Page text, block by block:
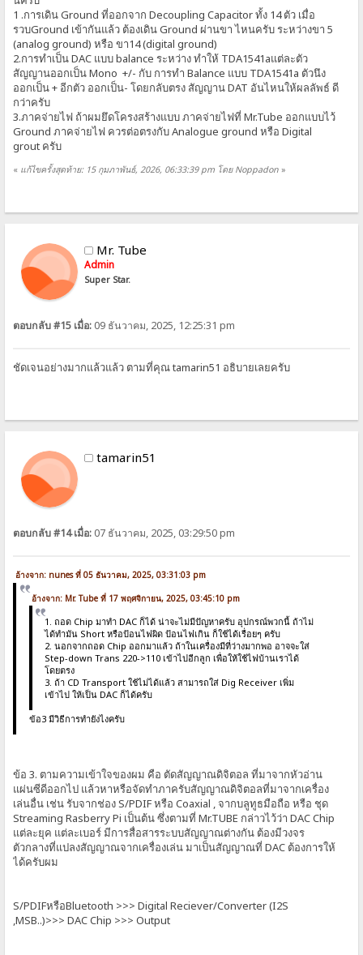
1 .การเดิน Ground ที่ออกจาก Decoupling Capacitor ทั้ง 14 ตัว เมื่อ
รวบGround เข้ากันแล้ว ต้องเดิน Ground ผ่านขา ไหนครับ ระหว่างขา 5
(analog ground) หรือ ขา14 (digital ground)
2.การทำเป็น DAC แบบ balance ระหว่าง ทำให้ TDA1541aแต่ละตัว
สัญญานออกเป็น Mono +/- กับ การทำ Balance แบบ TDA1541a ตัวนึง
ออกเป็น + อีกตัว ออกเป็น- โดยกลับตรง สัญญาน DAT อันไหนให้ผลลัพธ์ ดี
กว่าครับ
3.ภาคจ่ายไฟ ถ้าผมยึดโครงสร้างแบบ ภาคจ่ายไฟที่ Mr.Tube ออกแบบไว้
Ground ภาคจ่ายไฟ ควรต่อตรงกับ Analogue ground หรือ Digital
grout ครับ
« แก้ไขครั้งสุดท้าย: 15 กุมภาพันธ์, 2026, 06:33:39 pm โดย Noppadon »
Mr. Tube
Admin
Super Star.
ตอบกลับ #15 เมื่อ: 09 ธันวาคม, 2025, 12:25:31 pm
ชัดเจนอย่างมากแล้วแล้ว ตามที่คุณ tamarin51 อธิบายเลยครับ
tamarin51
ตอบกลับ #14 เมื่อ: 07 ธันวาคม, 2025, 03:29:50 pm
อ้างจาก: nunes ที่ 05 ธันวาคม, 2025, 03:31:03 pm
อ้างจาก: Mr. Tube ที่ 17 พฤศจิกายน, 2025, 03:45:10 pm
1. ถอด Chip มาทำ DAC ก็ได้ น่าจะไม่มีปัญหาครับ อุปกรณ์พวกนี้ ถ้าไม่
ได้ทำมัน Short หรือป้อนไฟผิด ป้อนไฟเกิน ก็ใช้ได้เรื่อยๆ ครับ
2. นอกจากถอด Chip ออกมาแล้ว ถ้าในเครื่องมีที่ว่างมากพอ อาจจะใส่
Step-down Trans 220->110 เข้าไปอีกลูก เพื่อให้ใช้ไฟบ้านเราได้
โดยตรง
3. ถ้า CD Transport ใช้ไม่ได้แล้ว สามารถใส่ Dig Receiver เพิ่ม
เข้าไป ให้เป็น DAC ก็ได้ครับ
ข้อ3 มีวิธีการทำยังไงครับ
ข้อ 3. ตามความเข้าใจของผม คือ ตัดสัญญาณดิจิตอล ที่มาจากหัวอ่าน
แผ่นซีดีออกไป แล้วหาหรือจัดทำภาครับสัญญาณดิจิตอลที่มาจากเครื่อง
เล่นอื่น เช่น รับจากช่อง S/PDIF หรือ Coaxial , จากบลูทูธมือถือ หรือ ชุด
Streaming Rasberry Pi เป็นต้น ซึ่งตามที่ Mr.TUBE กล่าวไว้ว่า DAC Chip
แต่ละยุค แต่ละเบอร์ มีการสื่อสารระบบสัญญาณต่างกัน ต้องมีวงจร
ตัวกลางที่แปลงสัญญาณจากเครื่องเล่น มาเป็นสัญญาณที่ DAC ต้องการให้
ได้ครับผม
S/PDIFหรือBluetooth >>> Digital Reciever/Converter (I2S
,MSB..)>>> DAC Chip >>> Output